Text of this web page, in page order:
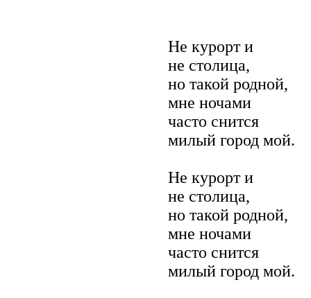
Не курорт и
не столица,
но такой родной,
мне ночами
часто снится
милый город мой.
Не курорт и
не столица,
но такой родной,
мне ночами
часто снится
милый город мой.